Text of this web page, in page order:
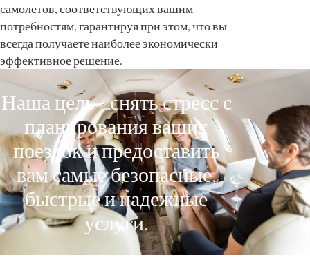
самолетов, соответствующих вашим
потребностям, гарантируя при этом, что вы
всегда получаете наиболее экономически
эффективное решение.
Наша цель - снять стресс с
планирования ваших
поездок и предоставить
вам самые безопасные,
быстрые и надежные
услуги.